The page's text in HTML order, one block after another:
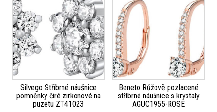
Silvego Stříbrné náušnice
pomněnky čiré zirkonové na
puzetu ZT41023
Beneto Růžově pozlacené
stříbrné náušnice s krystaly
AGUC1955-ROSE